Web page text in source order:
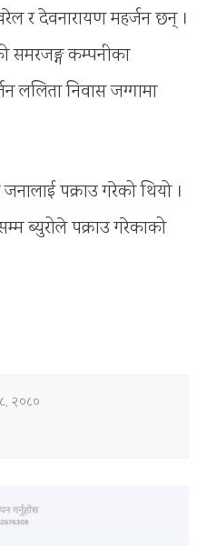
र देवनारायण महर्जन छन् ।
समरजङ्ग कम्पनीका
ललिता निवास जग्गामा
पक्राउ गरेको थियो ।
ब्युरोले पक्राउ गरेकाको
२०८०